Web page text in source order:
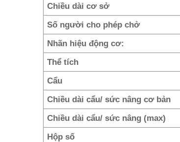
Chiều dài cơ sở
Số người cho phép chở
Nhãn hiệu động cơ:
Thể tích
Cẩu
Chiều dài cẩu/ sức nâng cơ bản
Chiều dài cẩu/ sức nâng (max)
Hộp số